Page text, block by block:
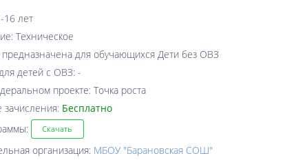
16 лет
Техническое
для обучающихся Дети без ОВЗ
детей с ОВЗ: -
проекте: Точка роста
Бесплатно
Скачать
организация: МБОУ "Барановская СОШ"